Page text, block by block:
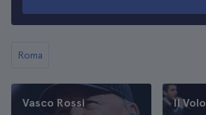
Roma
Vasco Rossi Il Volo